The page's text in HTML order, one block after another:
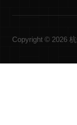
Copyright © 2026